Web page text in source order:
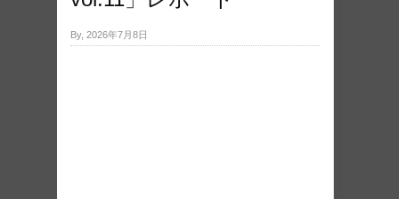
By, 2026年7月8日